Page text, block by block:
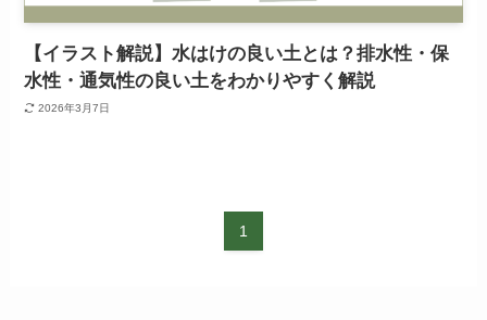
【イラスト解説】水はけの良い土とは？排水性・保
水性・通気性の良い土をわかりやすく解説
2026年3月7日
1